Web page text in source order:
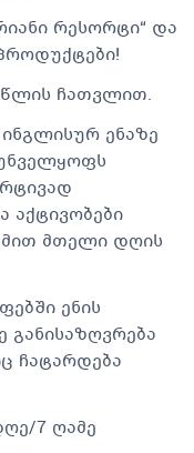
რესორტი“ და
წლის ჩათვლით.
ენაზე
აქტივობები
მთელი დღის
ენის
ჩატარდება
7 ღამე